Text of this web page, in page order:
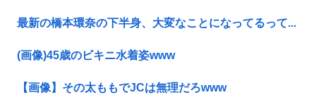
最新の橋本環奈の下半身、大変なことになってるって...
(画像)45歳のビキニ水着姿www
【画像】その太ももでJCは無理だろwww